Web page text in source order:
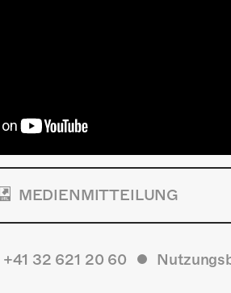
MEDIENMITTEILUNG
+41 32 621 20 60